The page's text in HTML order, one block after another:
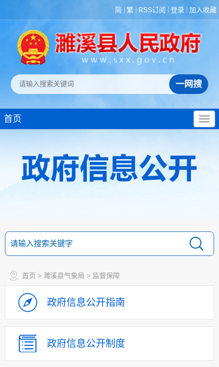
简 繁 RSS订阅 登录 加入收藏
首页
首页 > 濉溪县气象局 > 监督保障
政府信息公开指南
政府信息公开制度